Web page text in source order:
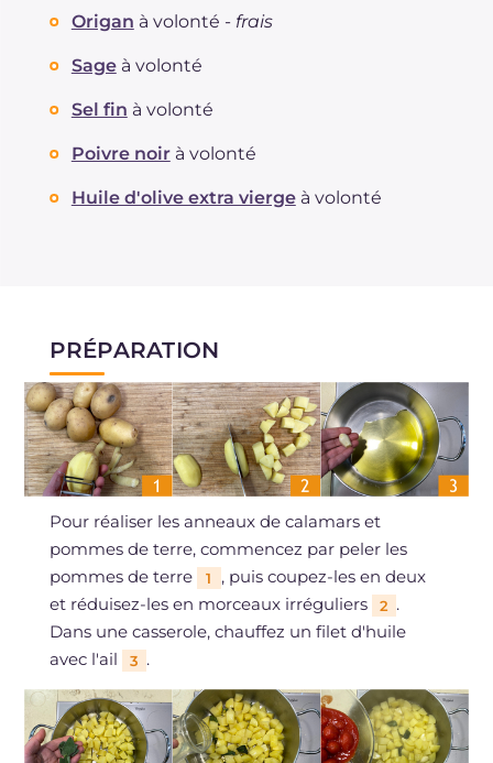
Origan à volonté - frais
Sage à volonté
Sel fin à volonté
Poivre noir à volonté
Huile d'olive extra vierge à volonté
PRÉPARATION
Pour réaliser les anneaux de calamars et
pommes de terre, commencez par peler les
pommes de terre
1
, puis coupez-les en deux
et réduisez-les en morceaux irréguliers
2 .
Dans une casserole, chauffez un filet d'huile
avec l'ail
3 .